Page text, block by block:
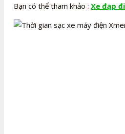
Bạn có thể tham khảo : Xe đạp